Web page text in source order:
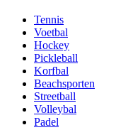
Tennis
Voetbal
Hockey
Pickleball
Korfbal
Beachsporten
Streetball
Volleybal
Padel